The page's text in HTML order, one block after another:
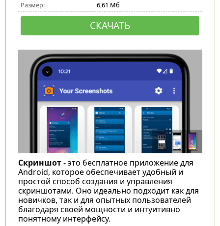
Размер: 6,61 Мб
СКАЧАТЬ
Скриншот- это бесплатное приложение для
Android, которое обеспечивает удобный и
простой способ создания и управления
скриншотами. Оно идеально подходит как для
новичков, так и для опытных пользователей
благодаря своей мощности и интуитивно
понятному интерфейсу.